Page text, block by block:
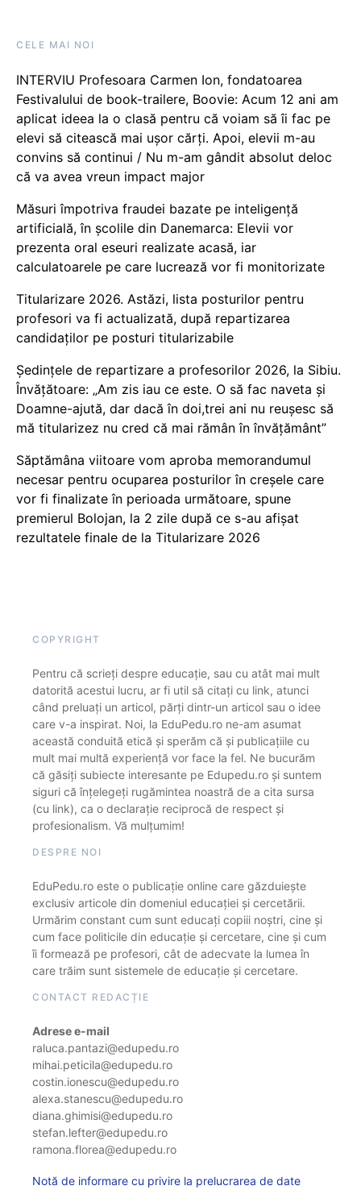
CELE MAI NOI
INTERVIU Profesoara Carmen Ion, fondatoarea
Festivalului de book-trailere, Boovie: Acum 12 ani am
aplicat ideea la o clasă pentru că voiam să îi fac pe
elevi să citească mai ușor cărți. Apoi, elevii m-au
convins să continui / Nu m-am gândit absolut deloc
că va avea vreun impact major
Măsuri împotriva fraudei bazate pe inteligență
artificială, în școlile din Danemarca: Elevii vor
prezenta oral eseuri realizate acasă, iar
calculatoarele pe care lucrează vor fi monitorizate
Titularizare 2026. Astăzi, lista posturilor pentru
profesori va fi actualizată, după repartizarea
candidaților pe posturi titularizabile
Ședințele de repartizare a profesorilor 2026, la Sibiu.
Învățătoare: „Am zis iau ce este. O să fac naveta și
Doamne-ajută, dar dacă în doi,trei ani nu reușesc să
mă titularizez nu cred că mai rămân în învățământ”
Săptămâna viitoare vom aproba memorandumul
necesar pentru ocuparea posturilor în creșele care
vor fi finalizate în perioada următoare, spune
premierul Bolojan, la 2 zile după ce s-au afișat
rezultatele finale de la Titularizare 2026
COPYRIGHT
Pentru că scrieți despre educație, sau cu atât mai mult
datorită acestui lucru, ar fi util să citați cu link, atunci
când preluați un articol, părți dintr-un articol sau o idee
care v-a inspirat. Noi, la EduPedu.ro ne-am asumat
această conduită etică și sperăm că și publicațiile cu
mult mai multă experiență vor face la fel. Ne bucurăm
că găsiți subiecte interesante pe Edupedu.ro și suntem
siguri că înțelegeți rugămintea noastră de a cita sursa
(cu link), ca o declarație reciprocă de respect și
profesionalism. Vă mulțumim!
DESPRE NOI
EduPedu.ro este o publicație online care găzduiește
exclusiv articole din domeniul educației și cercetării.
Urmărim constant cum sunt educați copiii noștri, cine și
cum face politicile din educație și cercetare, cine și cum
îi formează pe profesori, cât de adecvate la lumea în
care trăim sunt sistemele de educație și cercetare.
CONTACT REDACȚIE
Adrese e-mail
raluca.pantazi@edupedu.ro
mihai.peticila@edupedu.ro
costin.ionescu@edupedu.ro
alexa.stanescu@edupedu.ro
diana.ghimisi@edupedu.ro
stefan.lefter@edupedu.ro
ramona.florea@edupedu.ro
Notă de informare cu privire la prelucrarea de date